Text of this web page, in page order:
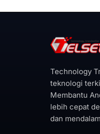
Technology
teknologi
Membantu
lebih cepat
dan